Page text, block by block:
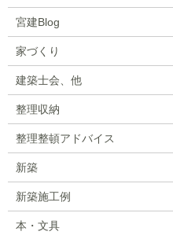
宮建Blog
家づくり
建築士会、他
整理収納
整理整頓アドバイス
新築
新築施工例
本・文具